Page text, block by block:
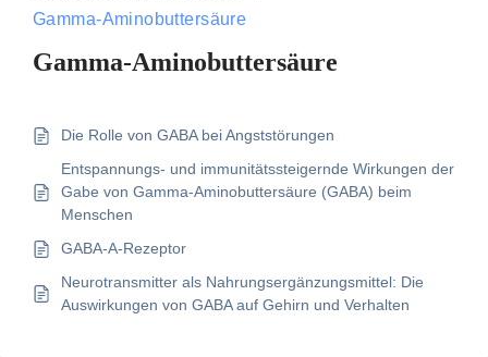
Gamma-Aminobuttersäure
Gamma-Aminobuttersäure
Die Rolle von GABA bei Angststörungen
Entspannungs- und immunitätssteigernde Wirkungen der
Gabe von Gamma-Aminobuttersäure (GABA) beim
Menschen
GABA-A-Rezeptor
Neurotransmitter als Nahrungsergänzungsmittel: Die
Auswirkungen von GABA auf Gehirn und Verhalten